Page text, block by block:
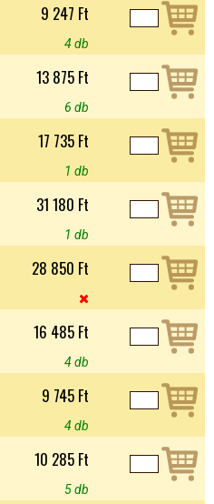
9 247 Ft
4 db
13 875 Ft
6 db
17 735 Ft
1 db
31 180 Ft
1 db
28 850 Ft

16 485 Ft
4 db
9 745 Ft
4 db
10 285 Ft
5 db